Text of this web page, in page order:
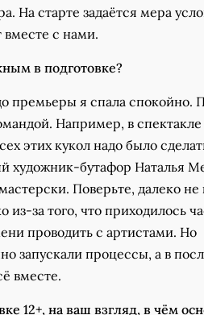
На старте задаётся мера
вместе с нами.
в подготовке?
премьеры я спала спокойно.
Например, в спектакле
этих кукол надо было
художник-бутафор Наталья
Поверьте, далеко
из-за того, что приходилось
проводить с артистами. Но
запускали процессы, а в
вместе.
12+, на ваш взгляд, в чём